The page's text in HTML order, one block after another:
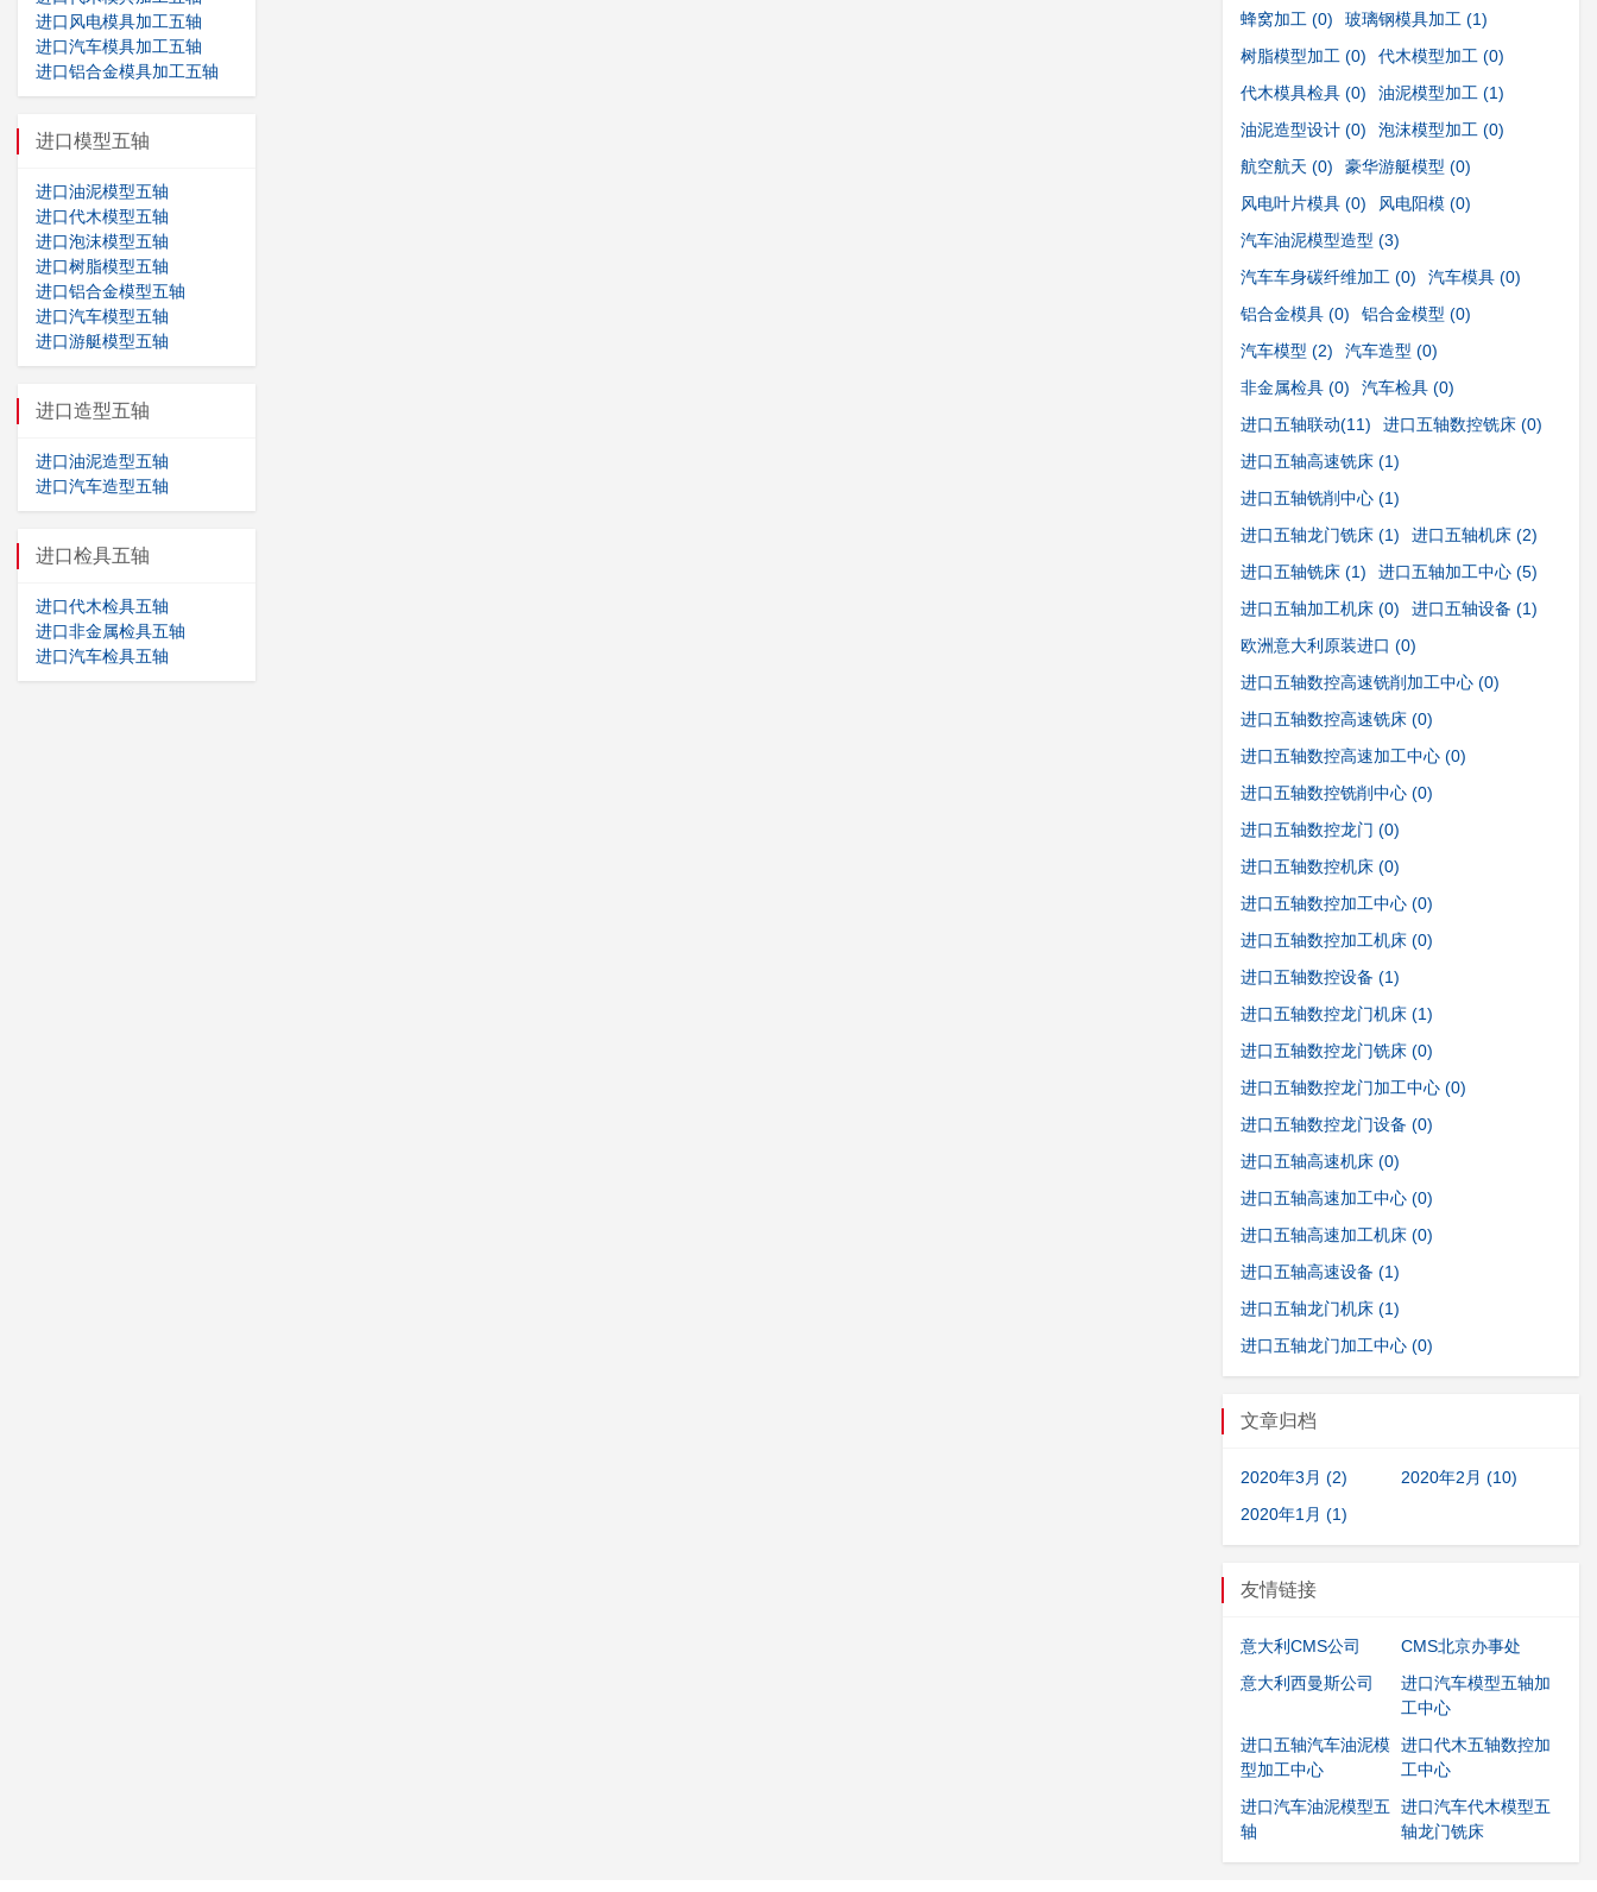
进口风电模具加工五轴
进口汽车模具加工五轴
进口铝合金模具加工五轴
进口模型五轴
进口油泥模型五轴
进口代木模型五轴
进口泡沫模型五轴
进口树脂模型五轴
进口铝合金模型五轴
进口汽车模型五轴
进口游艇模型五轴
进口造型五轴
进口油泥造型五轴
进口汽车造型五轴
进口检具五轴
进口代木检具五轴
进口非金属检具五轴
进口汽车检具五轴
蜂窝加工 (0) 玻璃钢模具加工 (1)
树脂模型加工 (0) 代木模型加工 (0)
代木模具检具 (0) 油泥模型加工 (1)
油泥造型设计 (0) 泡沫模型加工 (0)
航空航天 (0) 豪华游艇模型 (0)
风电叶片模具 (0) 风电阳模 (0)
汽车油泥模型造型 (3)
汽车车身碳纤维加工 (0) 汽车模具 (0)
铝合金模具 (0) 铝合金模型 (0)
汽车模型 (2) 汽车造型 (0)
非金属检具 (0) 汽车检具 (0)
进口五轴联动(11) 进口五轴数控铣床 (0)
进口五轴高速铣床 (1)
进口五轴铣削中心 (1)
进口五轴龙门铣床 (1) 进口五轴机床 (2)
进口五轴铣床 (1) 进口五轴加工中心 (5)
进口五轴加工机床 (0) 进口五轴设备 (1)
欧洲意大利原装进口 (0)
进口五轴数控高速铣削加工中心 (0)
进口五轴数控高速铣床 (0)
进口五轴数控高速加工中心 (0)
进口五轴数控铣削中心 (0)
进口五轴数控龙门 (0)
进口五轴数控机床 (0)
进口五轴数控加工中心 (0)
进口五轴数控加工机床 (0)
进口五轴数控设备 (1)
进口五轴数控龙门机床 (1)
进口五轴数控龙门铣床 (0)
进口五轴数控龙门加工中心 (0)
进口五轴数控龙门设备 (0)
进口五轴高速机床 (0)
进口五轴高速加工中心 (0)
进口五轴高速加工机床 (0)
进口五轴高速设备 (1)
进口五轴龙门机床 (1)
进口五轴龙门加工中心 (0)
文章归档
2020年3月 (2)
2020年2月 (10)
2020年1月 (1)
友情链接
意大利CMS公司
CMS北京办事处
意大利西曼斯公司
进口汽车模型五轴加
工中心
进口五轴汽车油泥模
型加工中心
进口代木五轴数控加
工中心
进口汽车油泥模型五
轴
进口汽车代木模型五
轴龙门铣床